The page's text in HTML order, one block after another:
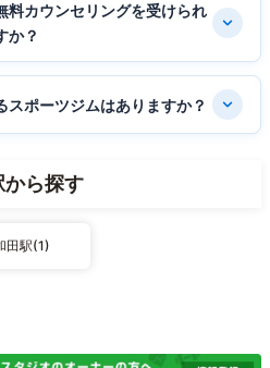
料カウンセリングを受けられ
か？
ポーツジムはありますか？
から探す
田駅(1)